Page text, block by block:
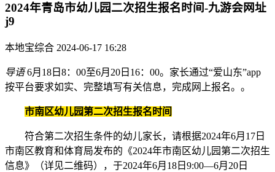
2024年青岛市幼儿园二次招生报名时间-九游会网址
j9
本地宝综合 2024-06-17 16:28
导语6月18日8：00至6月20日16：00。家长通过“爱山东”app
按平台要求如实、完整填写有关信息，完成网上报名。。
市南区幼儿园第二次招生报名时间
符合第二次招生条件的幼儿家长，请根据2024年6月17日
市南区教育和体育局发布的《2024年市南区幼儿园第二次招生
信息》（详见二维码），于2024年6月18日9:00—6月20日